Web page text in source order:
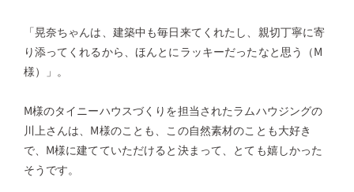
「晃奈ちゃんは、建築中も毎日来てくれたし、親切丁寧に寄
り添ってくれるから、ほんとにラッキーだったなと思う（M
様）」。
M様のタイニーハウスづくりを担当されたラムハウジングの
川上さんは、M様のことも、この自然素材のことも大好き
で、M様に建てていただけると決まって、とても嬉しかった
そうです。